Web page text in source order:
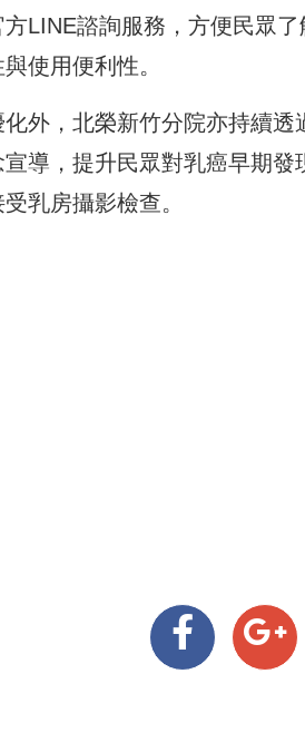
LINE諮詢服務，方便民眾
使用便利性。
外，北榮新竹分院亦持續
導，提升民眾對乳癌早期
乳房攝影檢查。